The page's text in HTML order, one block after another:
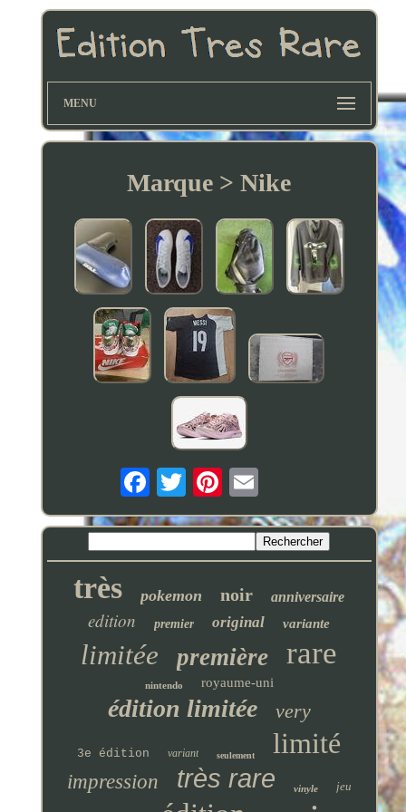
MENU
Marque > Nike
très pokemon noir anniversaire
edition premier original variante
limitée première rare
nintendo royaume-uni
édition limitée very
3e édition variant seulement limité
impression très rare vinyle jeu